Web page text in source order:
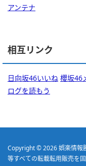
アンテナ
相互リンク
日向坂46いいね 櫻坂46
ログを読もう
Copyright © 2026娯楽情報
等すべての転載転用販売を